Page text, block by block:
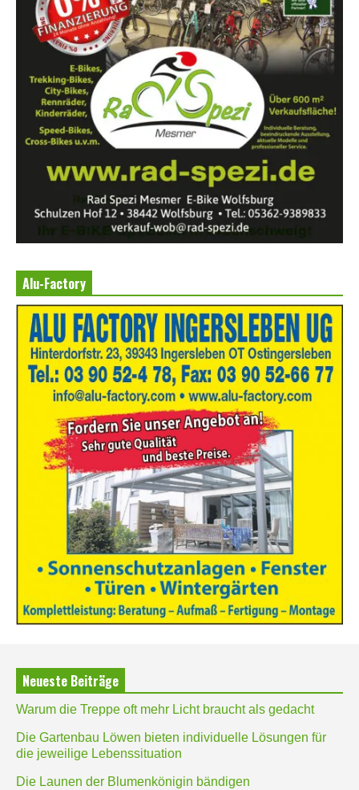
Alu-Factory
Neueste Beiträge
Warum die Treppe oft mehr Licht braucht als gedacht
Die Gartenbau Löwen bieten individuelle Lösungen für
die jeweilige Lebenssituation
Die Launen der Blumenkönigin bändigen